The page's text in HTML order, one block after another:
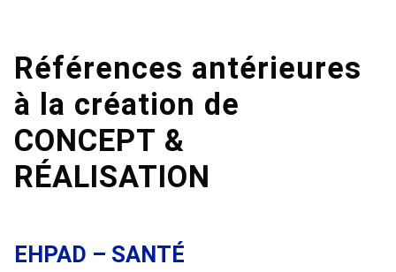
Références antérieures
à la création de
CONCEPT &
RÉALISATION
EHPAD – SANTÉ